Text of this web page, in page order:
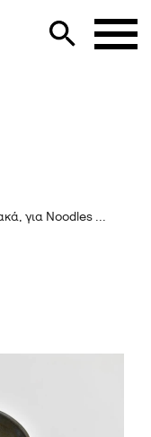
για Noodles ...